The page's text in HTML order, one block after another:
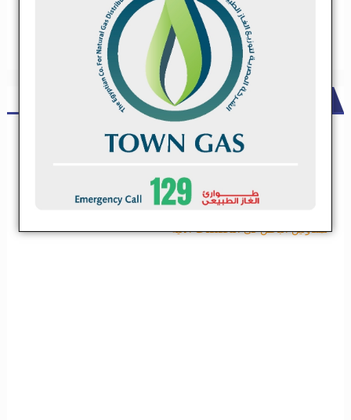
شركة مقاولات كبري تعلن عن حاجتها لعدد من مقاولي الباطن .. تعرف
تعلن شركة مقاولات كبيرة عن فتح باب التسجيل لمقاولين الباطن فى
لمقاولين الباطن فى التخصصات الاتية